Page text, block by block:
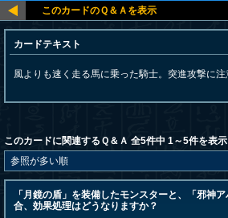
カードテキスト
風よりも速く走る馬に乗った騎士。突進攻撃に注
このカードに関連するＱ＆Ａ 全5件中 1～5件を表示
「月鏡の盾」を装備したモンスターと、「邪神
合、効果処理はどうなりますか？